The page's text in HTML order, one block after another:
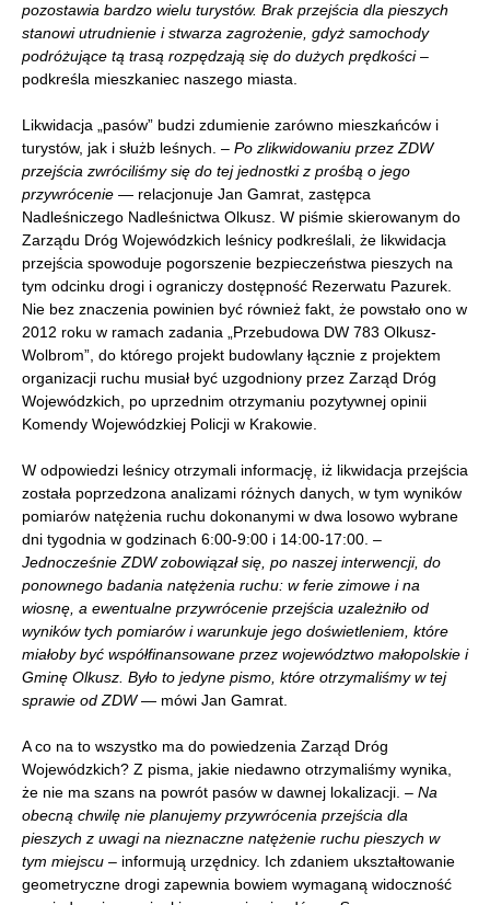
pozostawia bardzo wielu turystów. Brak przejścia dla pieszych
stanowi utrudnienie i stwarza zagrożenie, gdyż samochody
podróżujące tą trasą rozpędzają się do dużych prędkości–
podkreśla mieszkaniec naszego miasta.
Likwidacja „pasów” budzi zdumienie zarówno mieszkańców i
turystów, jak i służb leśnych. – Po zlikwidowaniu przez ZDW
przejścia zwróciliśmy się do tej jednostki z prośbą o jego
przywrócenie — relacjonuje Jan Gamrat, zastępca
Nadleśniczego Nadleśnictwa Olkusz. W piśmie skierowanym do
Zarządu Dróg Wojewódzkich leśnicy podkreślali, że likwidacja
przejścia spowoduje pogorszenie bezpieczeństwa pieszych na
tym odcinku drogi i ograniczy dostępność Rezerwatu Pazurek.
Nie bez znaczenia powinien być również fakt, że powstało ono w
2012 roku w ramach zadania „Przebudowa DW 783 Olkusz-
Wolbrom”, do którego projekt budowlany łącznie z projektem
organizacji ruchu musiał być uzgodniony przez Zarząd Dróg
Wojewódzkich, po uprzednim otrzymaniu pozytywnej opinii
Komendy Wojewódzkiej Policji w Krakowie.
W odpowiedzi leśnicy otrzymali informację, iż likwidacja przejścia
została poprzedzona analizami różnych danych, w tym wyników
pomiarów natężenia ruchu dokonanymi w dwa losowo wybrane
dni tygodnia w godzinach 6:00-9:00 i 14:00-17:00. –
Jednocześnie ZDW zobowiązał się, po naszej interwencji, do
ponownego badania natężenia ruchu: w ferie zimowe i na
wiosnę, a ewentualne przywrócenie przejścia uzależniło od
wyników tych pomiarów i warunkuje jego doświetleniem, które
miałoby być współfinansowane przez województwo małopolskie i
Gminę Olkusz. Było to jedyne pismo, które otrzymaliśmy w tej
sprawie od ZDW— mówi Jan Gamrat.
A co na to wszystko ma do powiedzenia Zarząd Dróg
Wojewódzkich? Z pisma, jakie niedawno otrzymaliśmy wynika,
że nie ma szans na powrót pasów w dawnej lokalizacji. – Na
obecną chwilę nie planujemy przywrócenia przejścia dla
pieszych z uwagi na nieznaczne natężenie ruchu pieszych w
tym miejscu – informują urzędnicy. Ich zdaniem ukształtowanie
geometryczne drogi zapewnia bowiem wymaganą widoczność